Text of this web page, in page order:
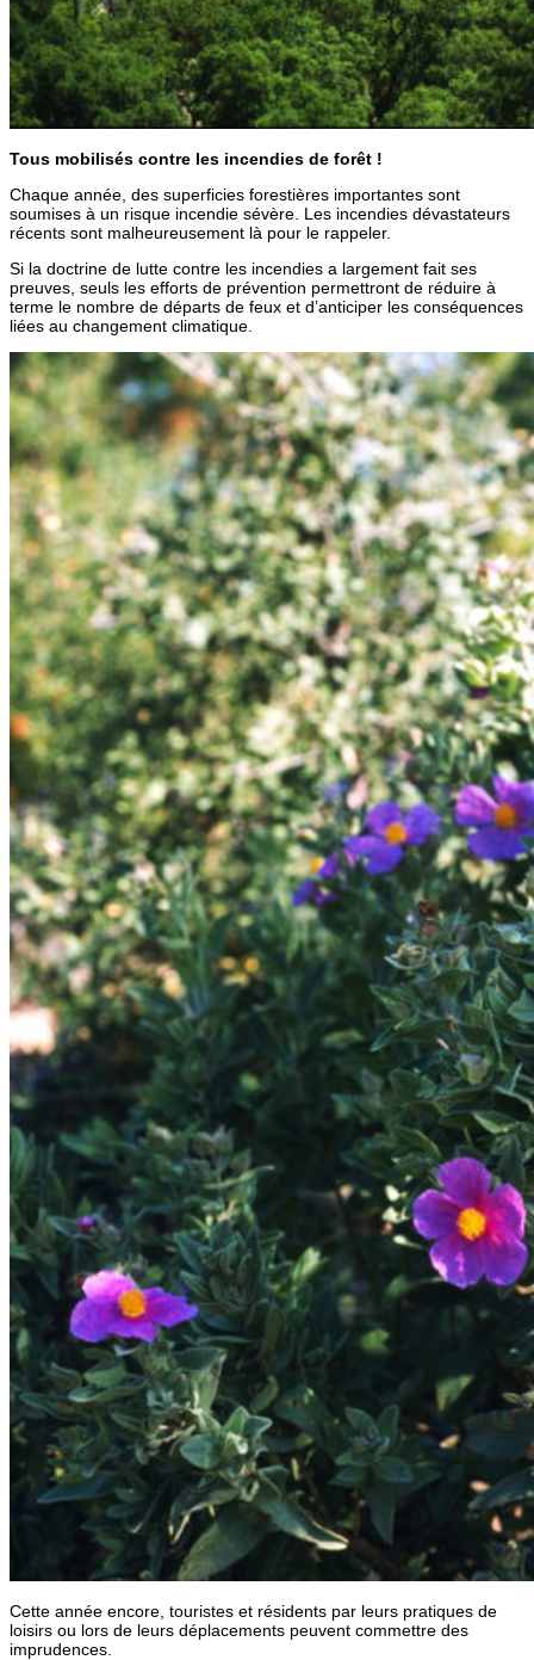
Tous mobilisés contre les incendies de forêt !
Chaque année, des superficies forestières importantes sont
soumises à un risque incendie sévère. Les incendies dévastateurs
récents sont malheureusement là pour le rappeler.
Si la doctrine de lutte contre les incendies a largement fait ses
preuves, seuls les efforts de prévention permettront de réduire à
terme le nombre de départs de feux et d’anticiper les conséquences
liées au changement climatique.
Cette année encore, touristes et résidents par leurs pratiques de
loisirs ou lors de leurs déplacements peuvent commettre des
imprudences.